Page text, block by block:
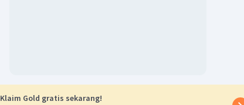
Klaim Gold gratis sekarang!